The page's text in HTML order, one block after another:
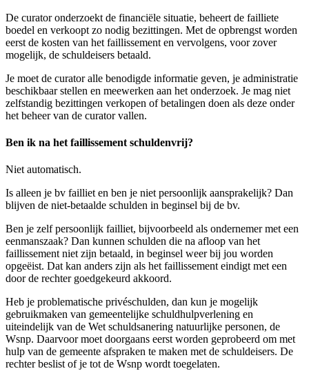
De curator onderzoekt de financiële situatie, beheert de failliete
boedel en verkoopt zo nodig bezittingen. Met de opbrengst worden
eerst de kosten van het faillissement en vervolgens, voor zover
mogelijk, de schuldeisers betaald.
Je moet de curator alle benodigde informatie geven, je administratie
beschikbaar stellen en meewerken aan het onderzoek. Je mag niet
zelfstandig bezittingen verkopen of betalingen doen als deze onder
het beheer van de curator vallen.
Ben ik na het faillissement schuldenvrij?
Niet automatisch.
Is alleen je bv failliet en ben je niet persoonlijk aansprakelijk? Dan
blijven de niet-betaalde schulden in beginsel bij de bv.
Ben je zelf persoonlijk failliet, bijvoorbeeld als ondernemer met een
eenmanszaak? Dan kunnen schulden die na afloop van het
faillissement niet zijn betaald, in beginsel weer bij jou worden
opgeëist. Dat kan anders zijn als het faillissement eindigt met een
door de rechter goedgekeurd akkoord.
Heb je problematische privéschulden, dan kun je mogelijk
gebruikmaken van gemeentelijke schuldhulpverlening en
uiteindelijk van de Wet schuldsanering natuurlijke personen, de
Wsnp. Daarvoor moet doorgaans eerst worden geprobeerd om met
hulp van de gemeente afspraken te maken met de schuldeisers. De
rechter beslist of je tot de Wsnp wordt toegelaten.